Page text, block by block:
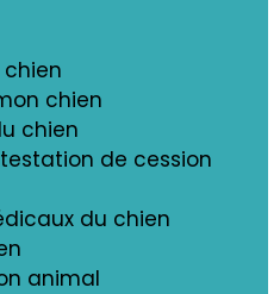
chien
chien
de cession
du chien
animal